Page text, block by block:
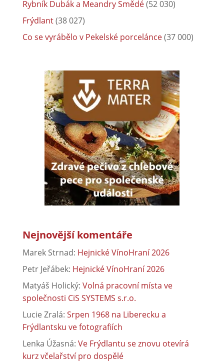
Rybník Dubák a Meandry Smědé(52 030)
Frýdlant(38 027)
Co se vyrábělo v Pekelské porcelánce(37 000)
Nejnovější komentáře
Marek Strnad: Hejnické VínoHraní 2026
Petr Jeřábek: Hejnické VínoHraní 2026
Matyáš Holický: Volná pracovní místa ve
společnosti CiS SYSTEMS s.r.o.
Lucie Zralá: Srpen 1968 na Liberecku a
Frýdlantsku ve fotografiích
Lenka Úžasná: Ve Frýdlantu se znovu otevírá
kurz včelařství pro dospělé